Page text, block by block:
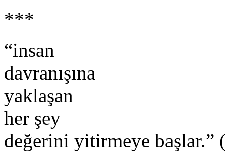
***
“insan
davranışına
yaklaşan
her şey
değerini yitirmeye başlar.”